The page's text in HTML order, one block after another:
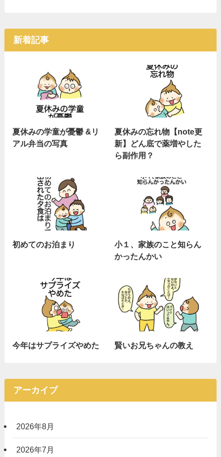
新着記事
夏休みの学童が憂鬱 &リ
アル弁当の写真
夏休みの忘れ物【note更
新】どん底で薬増やした
ら副作用？
初めてのお泊まり
小１、家族のこと知らん
かったんかい
今年はサプライズやめた 賢いお兄ちゃんの教え
アーカイブ
2026年8月
2026年7月